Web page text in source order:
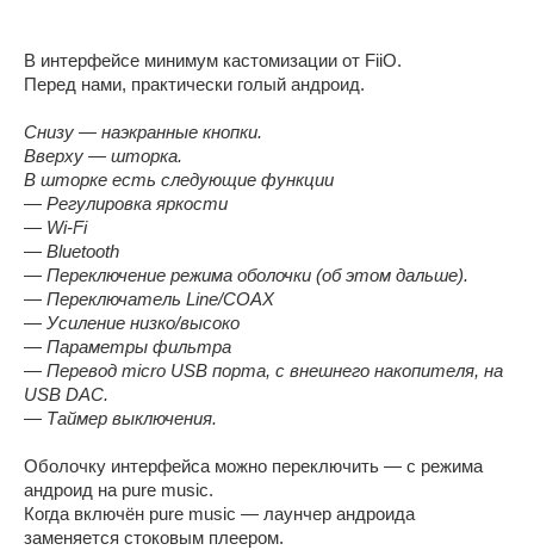
В интерфейсе минимум кастомизации от FiiO.
Перед нами, практически голый андроид.
Снизу — наэкранные кнопки.
Вверху — шторка.
В шторке есть следующие функции
— Регулировка яркости
— Wi-Fi
— Bluetooth
— Переключение режима оболочки (об этом дальше).
— Переключатель Line/COAX
— Усиление низко/высоко
— Параметры фильтра
— Перевод micro USB порта, с внешнего накопителя, на
USB DAC.
— Таймер выключения.
Оболочку интерфейса можно переключить — с режима
андроид на pure music.
Когда включён pure music — лаунчер андроида
заменяется стоковым плеером.